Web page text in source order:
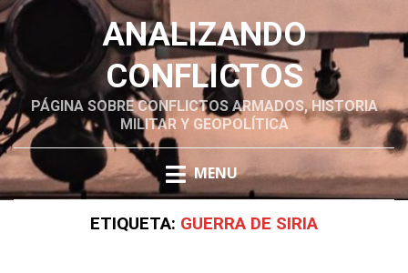
ANALIZANDO
CONFLICTOS
PÁGINA SOBRE CONFLICTOS ARMADOS, HISTORIA
MILITAR Y GEOPOLÍTICA
Skip
to
content
MENU
ETIQUETA: GUERRA DE SIRIA